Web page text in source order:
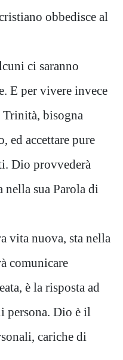
obbedisce al
ci saranno
E per vivere invece
Trinità, bisogna
ed accettare pure
Dio provvederà
sua Parola di
vita nuova, sta nella
comunicare
è la risposta ad
Dio è il
cariche di